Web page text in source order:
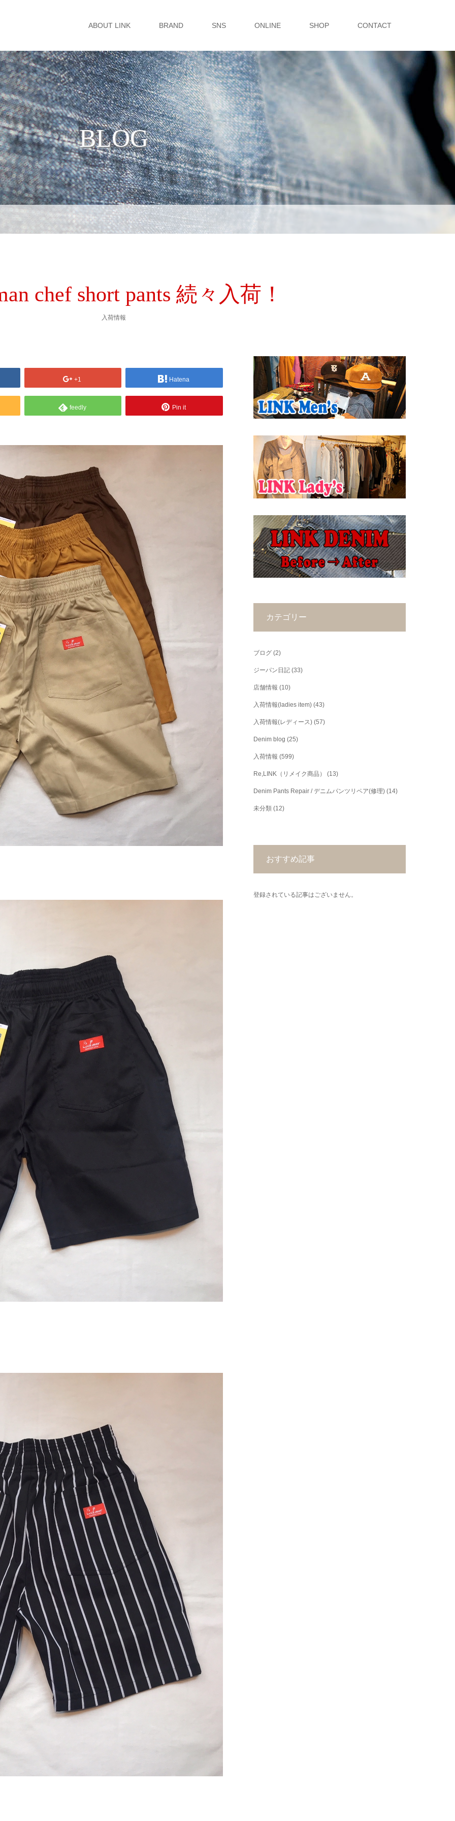
ABOUT LINK BRAND SNS ONLINE SHOP CONTACT
BLOG
chef short pants 続々入荷！
入荷情報
+1 Hatena
feedly Pin it
カテゴリー
ブログ (2)
ジーパン日記 (33)
店舗情報 (10)
入荷情報(ladies item) (43)
入荷情報(レディース) (57)
Denim blog (25)
入荷情報 (599)
Re,LINK（リメイク商品） (13)
Denim Pants Repair / デニムパンツリペア(修理) (14)
未分類 (12)
おすすめ記事
登録されている記事はございません。